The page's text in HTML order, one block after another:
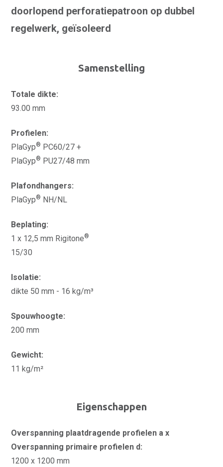
doorlopend perforatiepatroon op dubbel
regelwerk, geïsoleerd
Samenstelling
Totale dikte:
93.00 mm
Profielen:
PlaGyp® PC60/27 +
PlaGyp® PU27/48 mm
Plafondhangers:
PlaGyp® NH/NL
Beplating:
1 x 12,5 mm Rigitone®
15/30
Isolatie:
dikte 50 mm - 16 kg/m³
Spouwhoogte:
200 mm
Gewicht:
11 kg/m²
Eigenschappen
Overspanning plaatdragende profielen a x
Overspanning primaire profielen d:
1200 x 1200 mm